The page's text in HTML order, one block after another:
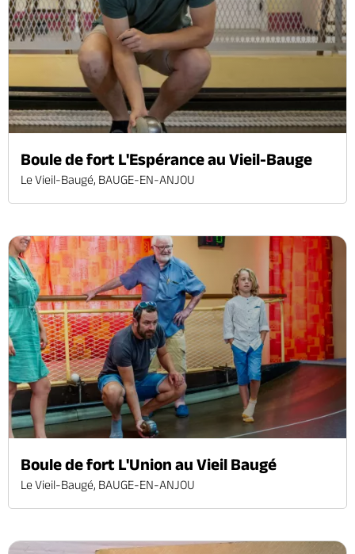
Boule de fort L'Espérance au Vieil-Bauge
Le Vieil-Baugé, BAUGE-EN-ANJOU
Boule de fort L'Union au Vieil Baugé
Le Vieil-Baugé, BAUGE-EN-ANJOU